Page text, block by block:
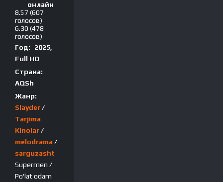
онлайн
8.57 (607
голосов)
6.30 (478
голосов)
Год:
2025,
Full HD
Страна:
AQSh
Жанр:
Slayder/
Tarjima
Kinolar/
melodrama /
sarguzasht
Supermen /
Po'lat odam